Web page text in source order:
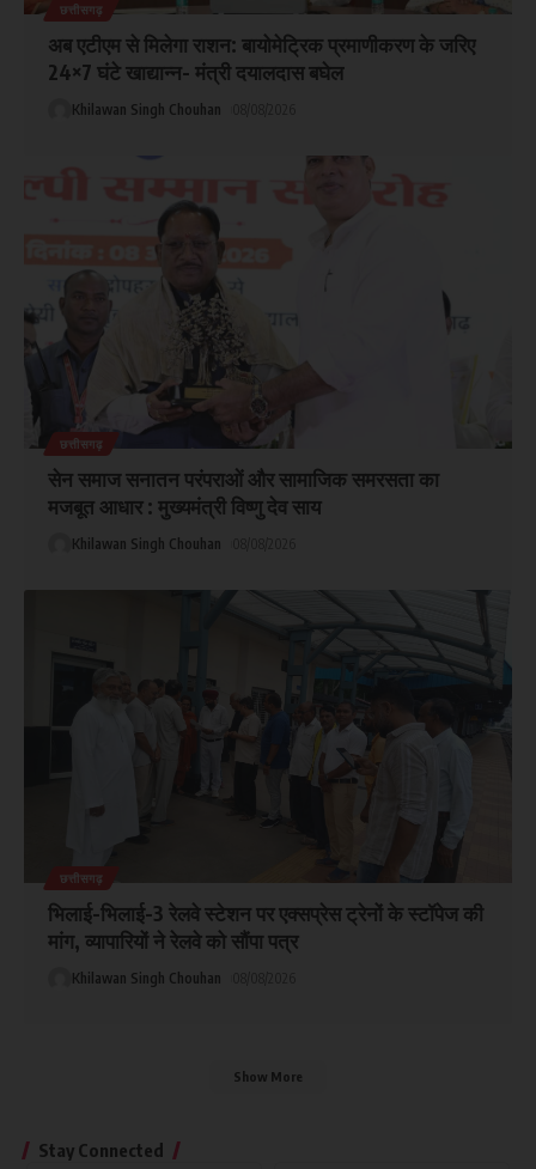
छत्तीसगढ़
अब एटीएम से मिलेगा राशन: बायोमेट्रिक प्रमाणीकरण के जरिए
24×7 घंटे खाद्यान्न- मंत्री दयालदास बघेल
Khilawan Singh Chouhan
छत्तीसगढ़
सेन समाज सनातन परंपराओं और सामाजिक समरसता का
मजबूत आधार : मुख्यमंत्री विष्णु देव साय
Khilawan Singh Chouhan
छत्तीसगढ़
भिलाई-भिलाई-3 रेलवे स्टेशन पर एक्सप्रेस ट्रेनों के स्टॉपेज की
मांग, व्यापारियों ने रेलवे को सौंपा पत्र
Khilawan Singh Chouhan
Show More
Stay Connected